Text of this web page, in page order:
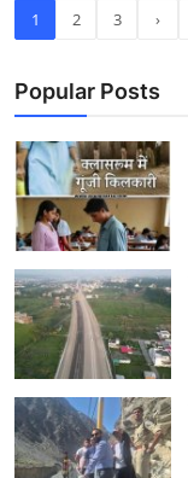
1 2 3 ›
Popular Posts